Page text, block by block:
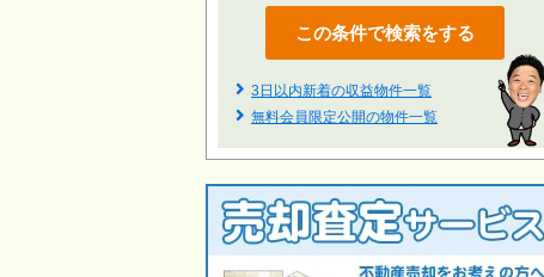
3日以内新着の収益物件一覧
無料会員限定公開の物件一覧